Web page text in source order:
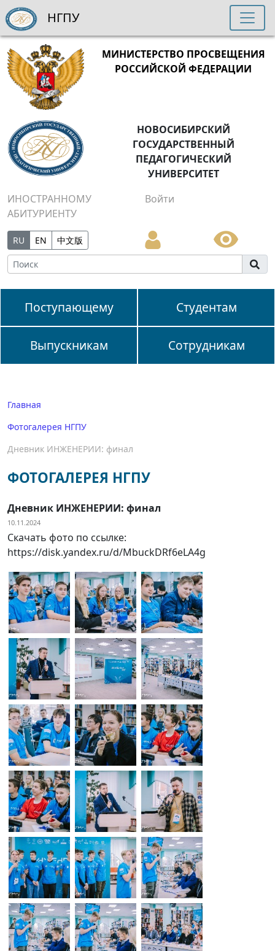
МИНИСТЕРСТВО ПРОСВЕЩЕНИЯ
РОССИЙСКОЙ ФЕДЕРАЦИИ
НОВОСИБИРСКИЙ
ГОСУДАРСТВЕННЫЙ
ПЕДАГОГИЧЕСКИЙ
УНИВЕРСИТЕТ
ИНОСТРАННОМУ
АБИТУРИЕНТУ
Войти
RU EN 中文版
Поступающему Студентам
Выпускникам Сотрудникам
НГПУ
Главная
Фотогалерея НГПУ
Дневник ИНЖЕНЕРИИ: финал
ФОТОГАЛЕРЕЯ НГПУ
Дневник ИНЖЕНЕРИИ: финал
10.11.2024
Скачать фото по ссылке:
https://disk.yandex.ru/d/MbuckDRf6eLA4g